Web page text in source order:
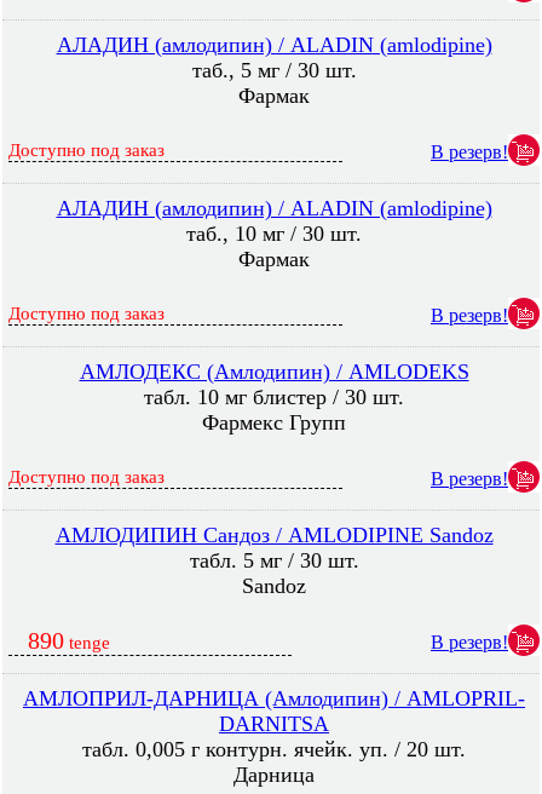
АЛАДИН (амлодипин) / ALADIN (amlodipine)
таб., 5 мг / 30 шт.
Фармак
Доступно под заказ В резерв!
АЛАДИН (амлодипин) / ALADIN (amlodipine)
таб., 10 мг / 30 шт.
Фармак
Доступно под заказ В резерв!
АМЛОДЕКС (Амлодипин) / AMLODEKS
табл. 10 мг блистер / 30 шт.
Фармекс Групп
Доступно под заказ В резерв!
АМЛОДИПИН Сандоз / AMLODIPINE Sandoz
табл. 5 мг / 30 шт.
Sandoz
890 tenge В резерв!
АМЛОПРИЛ-ДАРНИЦА (Амлодипин) / AMLOPRIL-
DARNITSA
табл. 0,005 г контурн. ячейк. уп. / 20 шт.
Дарница